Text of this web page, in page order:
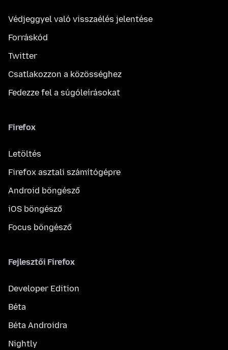
Védjeggyel való visszaélés jelentése
Forráskód
Twitter
Csatlakozzon a közösséghez
Fedezze fel a súgóleírásokat
Firefox
Letöltés
Firefox asztali számítógépre
Android böngésző
iOS böngésző
Focus böngésző
Fejlesztői Firefox
Developer Edition
Béta
Béta Androidra
Nightly